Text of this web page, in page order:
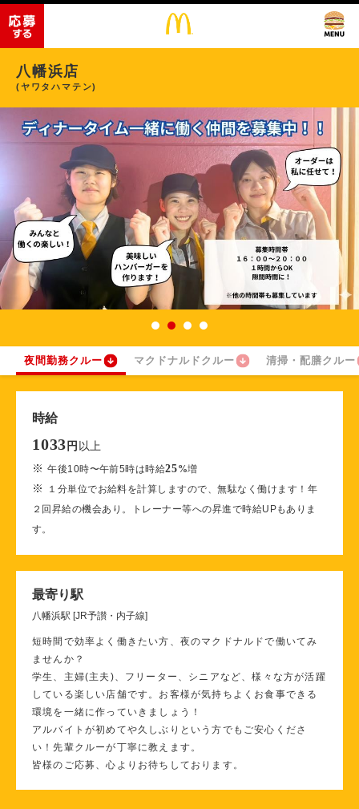
八幡浜店
(ヤワタハマテン)
夜間勤務クルー マクドナルドクルー 清掃・配膳クルー
時給
1033 円 以上
※午後10時〜午前5時は時給25%増
※
１分単位でお給料を計算しますので、無駄なく働けます！年
２回昇給の機会あり。トレーナー等への昇進で時給UPもありま
す。
最寄り駅
八幡浜駅 [JR予讃・内子線]
短時間で効率よく働きたい方、夜のマクドナルドで働いてみ
ませんか？
学生、主婦(主夫)、フリーター、シニアなど、様々な方が活躍
している楽しい店舗です。お客様が気持ちよくお食事できる
環境を一緒に作っていきましょう！
アルバイトが初めてや久しぶりという方でもご安心くださ
い！先輩クルーが丁寧に教えます。
皆様のご応募、心よりお待ちしております。